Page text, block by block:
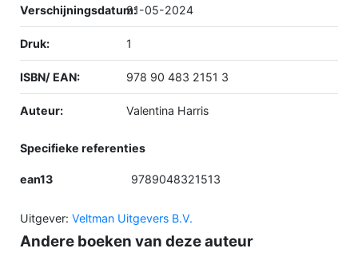
Verschijningsdatum:21-05-2024
Druk: 1
ISBN/ EAN: 978 90 483 2151 3
Auteur: Valentina Harris
Specifieke referenties
ean13 9789048321513
Uitgever: Veltman Uitgevers B.V.
Andere boeken van deze auteur